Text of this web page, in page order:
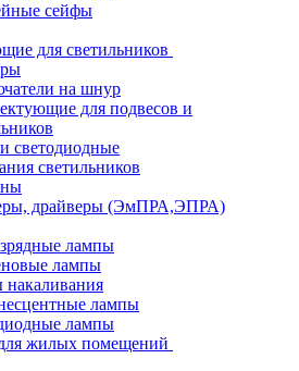
сейфы
для светильников
на шнур
для подвесов и
светодиодные
светильников
драйверы (ЭмПРА,ЭПРА)
лампы
лампы
лампы
лампы
жилых помещений